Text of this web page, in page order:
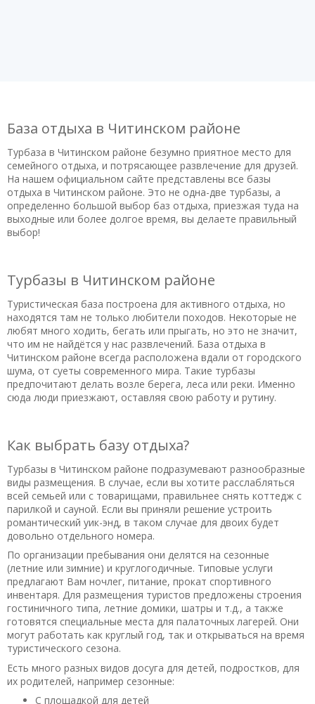
База отдыха в Читинском районе
Турбаза в Читинском районе безумно приятное место для
семейного отдыха, и потрясающее развлечение для друзей.
На нашем официальном сайте представлены все базы
отдыха в Читинском районе. Это не одна-две турбазы, а
определенно большой выбор баз отдыха, приезжая туда на
выходные или более долгое время, вы делаете правильный
выбор!
Турбазы в Читинском районе
Туристическая база построена для активного отдыха, но
находятся там не только любители походов. Некоторые не
любят много ходить, бегать или прыгать, но это не значит,
что им не найдётся у нас развлечений. База отдыха в
Читинском районе всегда расположена вдали от городского
шума, от суеты современного мира. Такие турбазы
предпочитают делать возле берега, леса или реки. Именно
сюда люди приезжают, оставляя свою работу и рутину.
Как выбрать базу отдыха?
Турбазы в Читинском районе подразумевают разнообразные
виды размещения. В случае, если вы хотите расслабляться
всей семьей или с товарищами, правильнее снять коттедж с
парилкой и сауной. Если вы приняли решение устроить
романтический уик-энд, в таком случае для двоих будет
довольно отдельного номера.
По организации пребывания они делятся на сезонные
(летние или зимние) и круглогодичные. Типовые услуги
предлагают Вам ночлег, питание, прокат спортивного
инвентаря. Для размещения туристов предложены строения
гостиничного типа, летние домики, шатры и т.д., а также
готовятся специальные места для палаточных лагерей. Они
могут работать как круглый год, так и открываться на время
туристического сезона.
Есть много разных видов досуга для детей, подростков, для
их родителей, например сезонные:
С площадкой для детей